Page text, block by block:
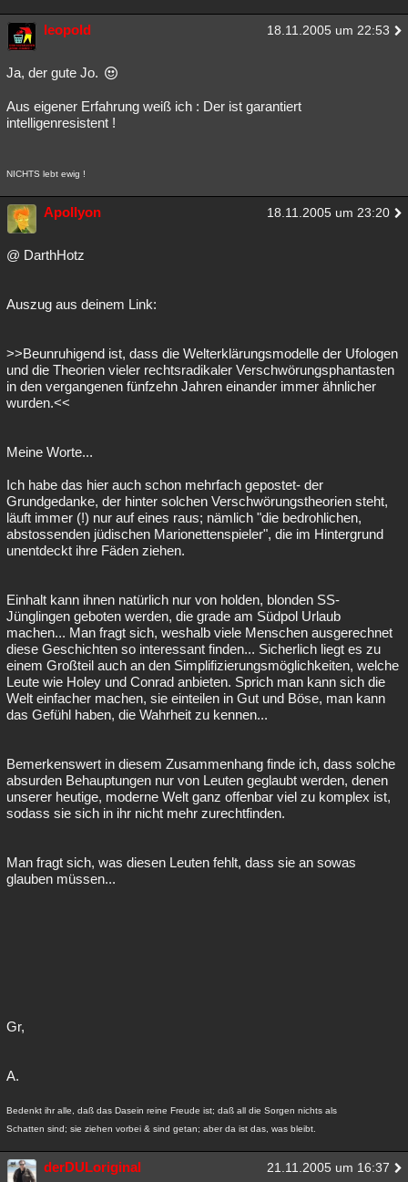
leopold 18.11.2005 um 22:53
Ja, der gute Jo.
Aus eigener Erfahrung weiß ich : Der ist garantiert
intelligenresistent !
NICHTS lebt ewig !
Apollyon 18.11.2005 um 23:20
@ DarthHotz
Auszug aus deinem Link:
>>Beunruhigend ist, dass die Welterklärungsmodelle der Ufologen
und die Theorien vieler rechtsradikaler Verschwörungsphantasten
in den vergangenen fünfzehn Jahren einander immer ähnlicher
wurden.<<
Meine Worte...
Ich habe das hier auch schon mehrfach gepostet- der
Grundgedanke, der hinter solchen Verschwörungstheorien steht,
läuft immer (!) nur auf eines raus; nämlich "die bedrohlichen,
abstossenden jüdischen Marionettenspieler", die im Hintergrund
unentdeckt ihre Fäden ziehen.
Einhalt kann ihnen natürlich nur von holden, blonden SS-
Jünglingen geboten werden, die grade am Südpol Urlaub
machen... Man fragt sich, weshalb viele Menschen ausgerechnet
diese Geschichten so interessant finden... Sicherlich liegt es zu
einem Großteil auch an den Simplifizierungsmöglichkeiten, welche
Leute wie Holey und Conrad anbieten. Sprich man kann sich die
Welt einfacher machen, sie einteilen in Gut und Böse, man kann
das Gefühl haben, die Wahrheit zu kennen...
Bemerkenswert in diesem Zusammenhang finde ich, dass solche
absurden Behauptungen nur von Leuten geglaubt werden, denen
unserer heutige, moderne Welt ganz offenbar viel zu komplex ist,
sodass sie sich in ihr nicht mehr zurechtfinden.
Man fragt sich, was diesen Leuten fehlt, dass sie an sowas
glauben müssen...
Gr,
A.
Bedenkt ihr alle, daß das Dasein reine Freude ist; daß all die Sorgen nichts als
Schatten sind; sie ziehen vorbei & sind getan; aber da ist das, was bleibt.
derDULoriginal 21.11.2005 um 16:37